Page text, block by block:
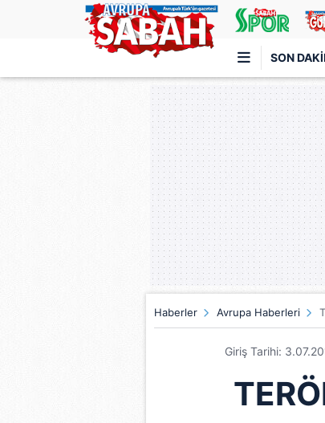
SON
Türkiye'nin en iyi haber sitesi
Haberler Avrupa Haberleri
Giriş Tarihi: